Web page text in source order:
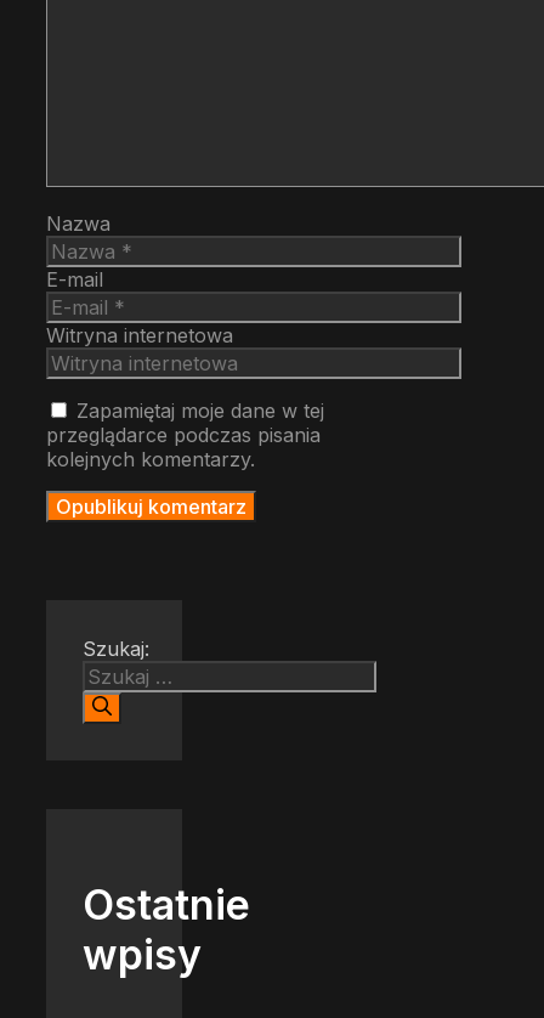
Nazwa
E-mail
Witryna internetowa
Zapamiętaj moje dane w tej
przeglądarce podczas pisania
kolejnych komentarzy.
Szukaj:
Ostatnie
wpisy